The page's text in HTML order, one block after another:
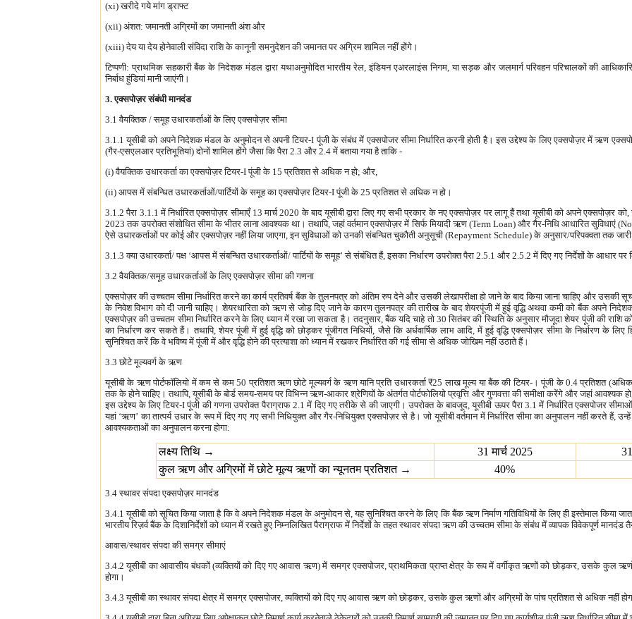
(xi) खरीदे गये मांग ड्राफ्ट
(xii) अंशत: जमानती अग्रिमों का जमानती अंश और
(xiii) देय या देय होनेवाली संविदा राशि के कानूनी समनुदेशन की जमानत पर अग्रिम शामिल नहीं होंगे।
टिप्पणी: प्राथमिक सहकारी बैंक के निदेशक मंडल द्वारा यथाअनुमोदित भारतीय रेल, इंडियन एअरलाइंस निगम, या सड़क और जलमार्ग परिवहन परिचालकों की
निर्बाध हुंडियां मानी जाएंगी।
3. एक्सपोज़र संबंधी मानदंड
3.1 वैयक्तिक / समूह उधारकर्ताओं के लिए एक्सपोज़र सीमा
3.1.1 यूसीबी को अपने निदेशक मंडल के अनुमोदन से अपनी टियर-I पूंजी के संबंध में एक्सपोजर सीमा निर्धारित करनी होती है। इस उद्देश्य के लिए एक्सपोज़र में ऋण
(गैर-एसएलआर प्रतिभूतियां) दोनों शामिल होंगे जैसा कि पैरा 2.3 और 2.4 में बताया गया है ताकि -
(i) वैयक्तिक उधारकर्ता का एक्सपोज़र टियर-I पूंजी के 15 प्रतिशत से अधिक न हो; और,
(ii) आपस में संबन्धित उधारकर्ताओं/पार्टियों के समूह का एक्सपोज़र टियर-I पूंजी के 25 प्रतिशत से अधिक न हो।
3.1.2 पैरा 3.1.1 में निर्धारित एक्सपोज़र सीमाएँ 13 मार्च 2020 के बाद यूसीबी द्वारा लिए गए सभी प्रकार के नए एक्सपोज़र पर लागू हैं तथा यूसीबी को अपने एक्सपोज़र
2023 तक उपरोक्त संशोधित सीमा के भीतर लाना आवश्यक था। तथापि, जहां वर्तमान एक्सपोज़र में सिर्फ मियादी ऋण (Term Loan) और गैर-निधि आधारित सुविधाएं
ऐसे उधारकर्ताओं पर कोई और एक्सपोज़र नहीं लिया जाएगा, इन सुविधाओं को उनकी संबन्धित चुकौती अनुसूची (Repayment Schedule) के अनुसार/परिपक्वता तक
3.1.3 क्या उधारकर्ता/ पक्ष ‘आपस में संबन्धित उधारकर्ताओं/ पार्टियों के समूह’ से संबंधित हैं, इसका निर्धारण उपरोक्त पैरा 2.5.1 और 2.5.2 में दिए गए निर्देशों के आधार पर
3.2 वैयक्तिक/समूह उधारकर्ताओं के लिए एक्सपोज़र सीमा की गणना
एक्सपोज़र की उच्चतम सीमा निर्धारित करने का कार्य प्रतिवर्ष बैंक के तुलनपत्र को अंतिम रुप देने और उसकी लेखापरीक्षा हो जाने के बाद किया जाना चाहिए और
के निवेश विभाग को दी जानी चाहिए। शेयरधारिता को ऋण से जोड़ दिए जाने के कारण तुलनपत्र की तारीख के बाद शेयरपूंजी में हुई वृद्धि अथवा कमी को बैंक अपने
एक्सपोज़र की उच्चतम सीमा निर्धारित करने के लिए ध्यान में रखा जा सकता है। तदनुसार, बैंक यदि चाहे तो 30 सितंबर की स्थिति के अनुसार मौजूदा शेयर पूंजी की राशि
का निर्धारण कर सकते हैं। तथापि, शेयर पूंजी में हुई वृद्धि को छोड़कर पूंजीगत निधियों, जैसे कि अर्धवार्षिक लाभ आदि, में हुई वृद्धि एक्सपोज़र सीमा के निर्धारण के लिए
सुनिश्चित करें कि वे भविष्य में पूंजी में और वृद्धि होने की प्रत्याशा को ध्यान में रखकर निर्धारित की गई सीमा से अधिक जोखिम नहीं उठाते हैं।
3.3 छोटे मूल्यवर्ग के ऋण
यूसीबी के ऋण पोर्टफॉलियो में कम से कम 50 प्रतिशत ऋण छोटे मूल्यवर्ग के ऋण यानि प्रति उधारकर्ता₹25 लाख मूल्य या बैंक की टियर-। पूंजी के 0.4 प्रतिशत
तक के होने चाहिए। तथापि, यूसीबी के बोर्ड समय-समय पर विभिन्न ऋण-आकार श्रेणियों के अंतर्गत पोर्टफोलियो प्रवृत्ति और गुणवत्ता की समीक्षा करेंगे और जहां
इस उद्देश्य के लिए टियर-I पूंजी की गणना उपरोक्त पैराग्राफ 2.1 में दिए गए तरीके से की जाएगी। उपरोक्त के बावजूद, यूसीबी ऊपर पैरा 3.1 में निर्धारित एक्सपोजर
यहां ‘ऋण’ का तात्पर्य उधार के रूप में दिए गए गए सभी निधियुक्त और गैर-निधियुक्त एक्सपोज़र से है। जो यूसीबी वर्तमान में निर्धारित सीमा का अनुपालन नहीं करते हैं,
आवश्यकताओं का अनुपालन करना होगा:
लक्ष्य तिथि → 31 मार्च 2025
कुल ऋण और अग्रिमों में छोटे मूल्य ऋणों का न्यूनतम प्रतिशत →
40%
3.4 स्थावर संपदा एक्‍सपोज़र मानदंड
3.4.1 यूसीबी को सूचित किया जाता है कि वे अपने निदेशक मंडल के अनुमोदन से, यह सुनिश्चित करने के लिए कि बैंक ऋण निर्माण गतिविधियों के लिए ही इस्तेमाल किया
भारतीय रिज़र्व बैंक के दिशानिर्देशों को ध्यान में रखते हुए निम्‍नलिखित पैराग्राफ में निर्देशों के तहत स्थावर संपदा ऋण की उच्चतम सीमा के संबंध में व्यापक विवेकपूर्ण मानदंड
आवास/स्थावर संपदा की समग्र सीमाएं
3.4.2 यूसीबी का आवासीय बंधकों (व्यक्तियों को दिए गए आवास ऋण) में समग्र एक्सपोजर, प्राथमिकता प्राप्त क्षेत्र के रूप में वर्गीकृत ऋणों को छोड़कर, उसके कुल
होगा।
3.4.3 यूसीबी का स्थावर संपदा क्षेत्र में समग्र एक्सपोजर, व्यक्तियों को दिए गए आवास ऋण को छोड़कर, उसके कुल ऋणों और अग्रिमों के पांच प्रतिशत से अधिक नहीं